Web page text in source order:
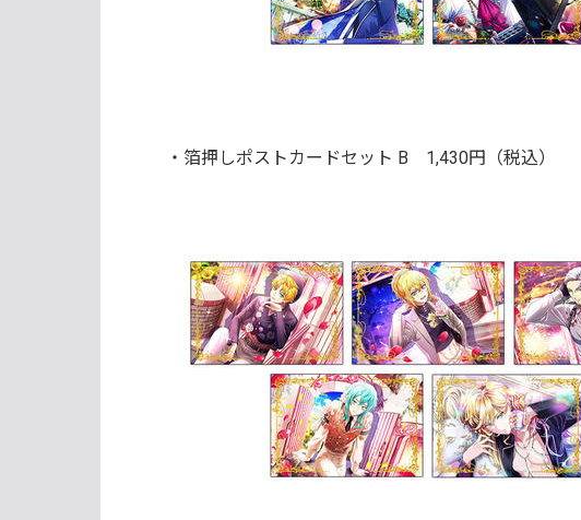
・箔押しポストカードセット B 1,430円（税込）